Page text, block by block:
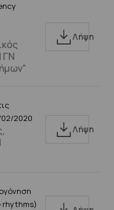
ΓΝ
Λήψη
02/2020
Λήψη
rhythms)